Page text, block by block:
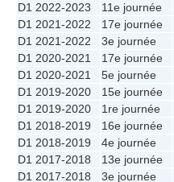
D1 2022-2023
11e journée
D1 2021-2022
17e journée
D1 2021-2022
3e journée
D1 2020-2021
17e journée
D1 2020-2021
5e journée
D1 2019-2020
15e journée
D1 2019-2020
1re journée
D1 2018-2019
16e journée
D1 2018-2019
4e journée
D1 2017-2018
13e journée
D1 2017-2018
3e journée